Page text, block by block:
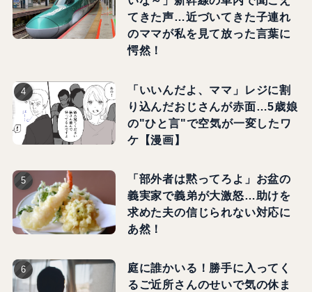
てきた声…近づいてきた子連れ
のママが私を見て放った言葉に
愕然！
「いいんだよ、ママ」レジに割
り込んだおじさんが赤面…5歳娘
の"ひと言"で空気が一変したワ
ケ【漫画】
「部外者は黙ってろよ」お盆の
義実家で義弟が大激怒…助けを
求めた夫の信じられない対応に
あ然！
庭に誰かいる！勝手に入ってく
るご近所さんのせいで気の休ま